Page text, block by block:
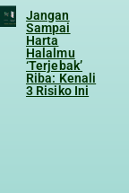
Jangan
Sampai
Harta
Halalmu
‘Terjebak’
Riba: Kenali
3 Risiko Ini